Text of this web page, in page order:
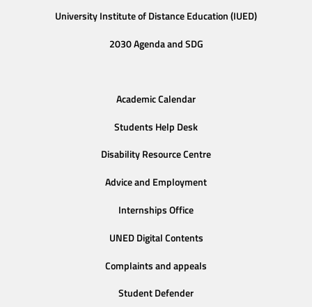
University Institute of Distance Education (IUED)
2030 Agenda and SDG
Academic Calendar
Students Help Desk
Disability Resource Centre
Advice and Employment
Internships Office
UNED Digital Contents
Complaints and appeals
Student Defender